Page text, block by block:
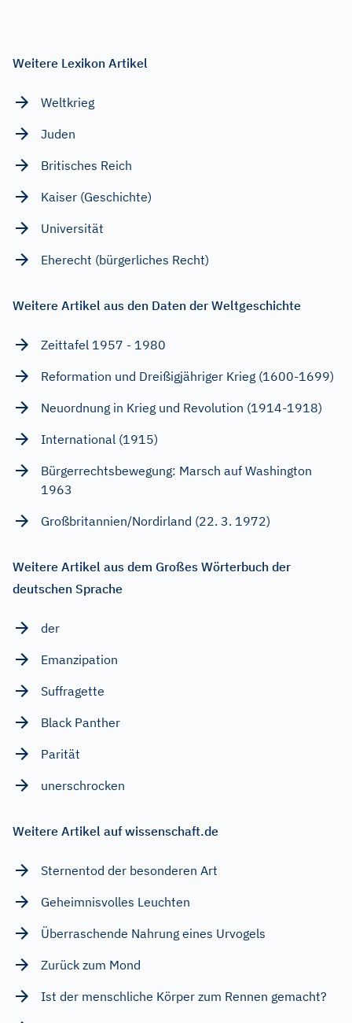
Weitere Lexikon Artikel
Weltkrieg
Juden
Britisches Reich
Kaiser (Geschichte)
Universität
Eherecht (bürgerliches Recht)
Weitere Artikel aus den Daten der Weltgeschichte
Zeittafel 1957 - 1980
Reformation und Dreißigjähriger Krieg (1600-1699)
Neuordnung in Krieg und Revolution (1914-1918)
International (1915)
Bürgerrechtsbewegung: Marsch auf Washington
1963
Großbritannien/Nordirland (22. 3. 1972)
Weitere Artikel aus dem Großes Wörterbuch der
deutschen Sprache
der
Emanzipation
Suffragette
Black Panther
Parität
unerschrocken
Weitere Artikel auf wissenschaft.de
Sternentod der besonderen Art
Geheimnisvolles Leuchten
Überraschende Nahrung eines Urvogels
Zurück zum Mond
Ist der menschliche Körper zum Rennen gemacht?